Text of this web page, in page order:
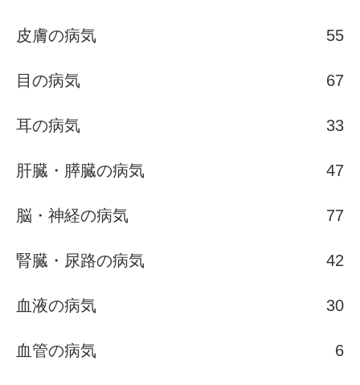
皮膚の病気 55
目の病気 67
耳の病気 33
肝臓・膵臓の病気 47
脳・神経の病気 77
腎臓・尿路の病気 42
血液の病気 30
血管の病気 6